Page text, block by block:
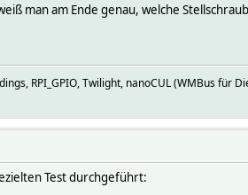
man am Ende genau, welche
RPI_GPIO, Twilight, nanoCUL (WMBus
Test durchgeführt: